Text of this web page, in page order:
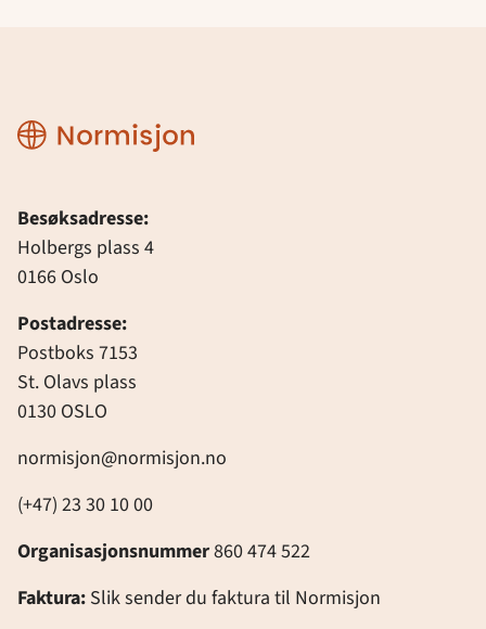
Normisjon
Besøksadresse:
Holbergs plass 4
0166 Oslo
Postadresse:
Postboks 7153
St. Olavs plass
0130 OSLO
normisjon@normisjon.no
(+47) 23 30 10 00
Organisasjonsnummer860 474 522
Faktura: Slik sender du faktura til Normisjon